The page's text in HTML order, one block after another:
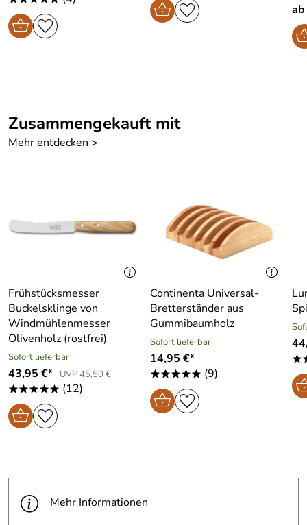
Zusammengekauft mit
Mehr entdecken >
Frühstücksmesser
Buckelsklinge von
Windmühlenmesser
Olivenholz (rostfrei)
Sofort lieferbar
43,95 €* UVP 45,50 €
***** (12)
Continenta Universal-
Bretterständer aus
Gummibaumholz
Sofort lieferbar
14,95 €*
***** (9)
Mehr Informationen